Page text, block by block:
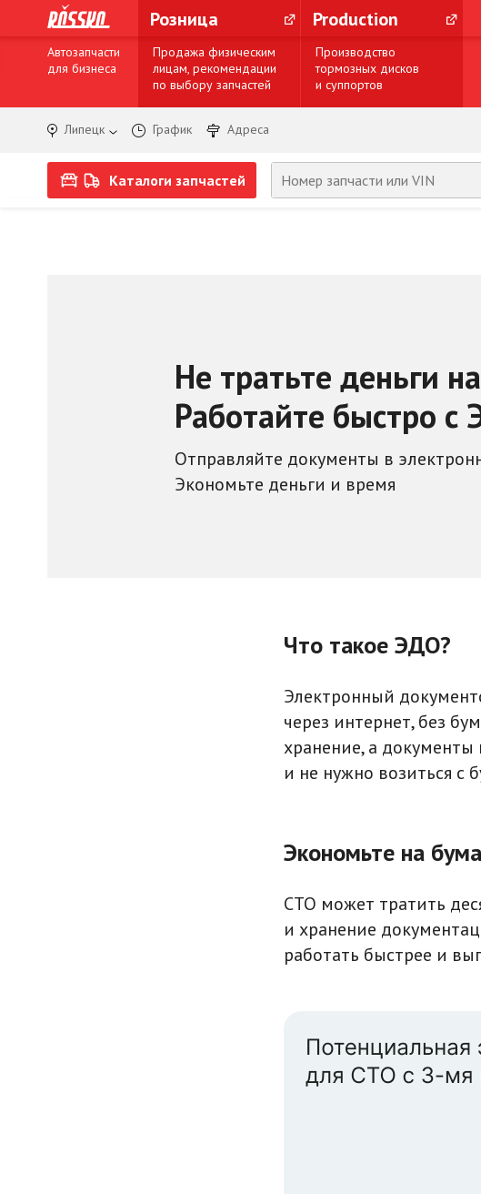
Розница Production
Автозапчасти
для бизнеса
Продажа физическим
лицам, рекомендации
по выбору запчастей
Производство
тормозных дисков
и суппортов
Липецк График Адреса
Каталоги запчастей
Не тратьте деньги
Работайте быстро с
Отправляйте документы в
Экономьте деньги и время
Что такое ЭДО?
Электронный
через интернет, без
хранение, а документы
и не нужно возиться с
Экономьте на
СТО может тратить
и хранение
работать быстрее и